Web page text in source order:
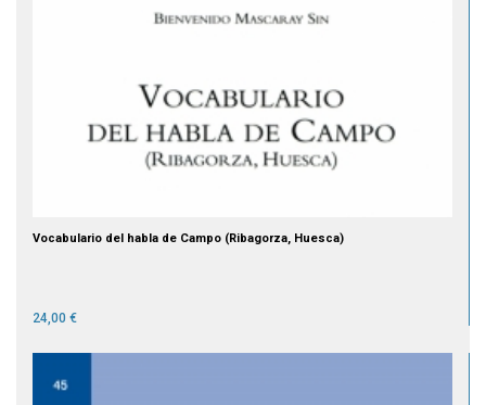
Vocabulario del habla de Campo (Ribagorza, Huesca)
24,00 €